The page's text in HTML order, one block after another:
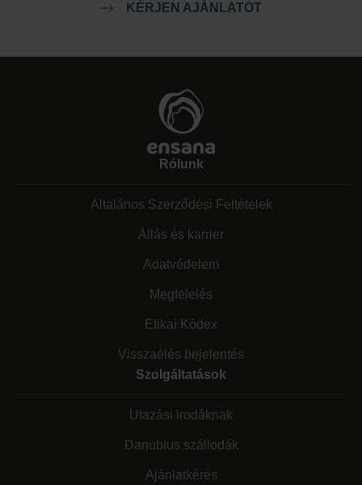
KÉRJEN AJÁNLATOT
Rólunk
Általános Szerződési Feltételek
Állás és karrier
Adatvédelem
Megfelelés
Etikai Kódex
Visszaélés bejelentés
Szolgáltatások
Utazási irodáknak
Danubius szállodák
Ajánlatkérés